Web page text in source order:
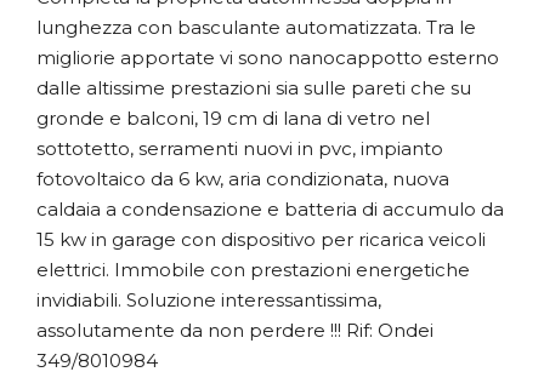
lunghezza con basculante automatizzata. Tra le
migliorie apportate vi sono nanocappotto esterno
dalle altissime prestazioni sia sulle pareti che su
gronde e balconi, 19 cm di lana di vetro nel
sottotetto, serramenti nuovi in pvc, impianto
fotovoltaico da 6 kw, aria condizionata, nuova
caldaia a condensazione e batteria di accumulo da
15 kw in garage con dispositivo per ricarica veicoli
elettrici. Immobile con prestazioni energetiche
invidiabili. Soluzione interessantissima,
assolutamente da non perdere !!! Rif: Ondei
349/8010984